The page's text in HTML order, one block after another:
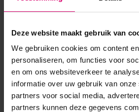
Deze website maakt gebruik van
We gebruiken cookies om content
personaliseren, om functies voor
en om ons websiteverkeer te
informatie over uw gebruik van onze
partners voor social media,
partners kunnen deze gegevens
Product specificaties
Artikelnummer 51185
SKU 607097